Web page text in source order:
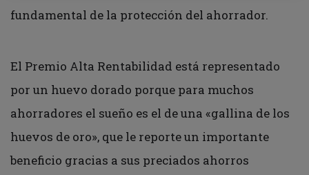
fundamental de la protección del ahorrador.
El Premio Alta Rentabilidad está representado
por un huevo dorado porque para muchos
ahorradores el sueño es el de una «gallina de los
huevos de oro», que le reporte un importante
beneficio gracias a sus preciados ahorros